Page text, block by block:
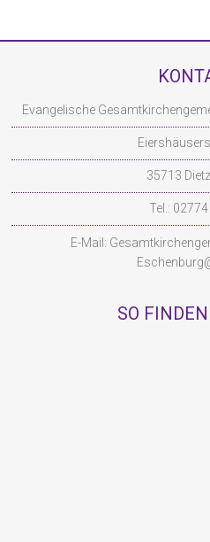
Evangelische
35713
Tel.:
E-Mail:
SO